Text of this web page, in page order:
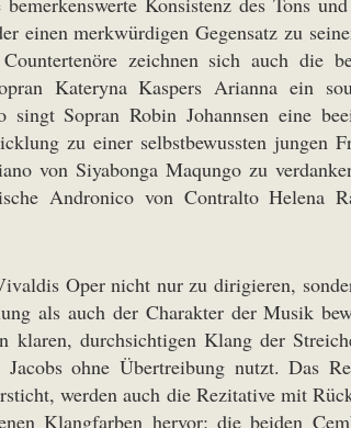
einen merkwürdigen Gegensatz zu
zeichnen sich auch die
Kateryna Kaspers Arianna ein
singt Sopran Robin Johannsen eine
zu einer selbstbewussten jungen
von Siyabonga Maqungo zu
Andronico von Contralto Helena
Oper nicht nur zu dirigieren,
als auch der Charakter der Musik
durchsichtigen Klang der
ohne Übertreibung nutzt. Das
werden auch die Rezitative mit
Klangfarben hervor: die beiden